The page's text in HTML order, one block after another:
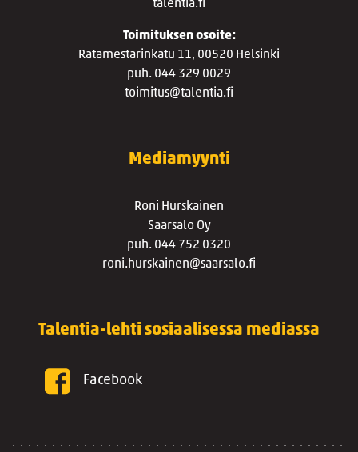
talentia.fi
Toimituksen osoite:
Ratamestarinkatu 11, 00520 Helsinki
puh. 044 329 0029
toimitus@talentia.fi
Mediamyynti
Roni Hurskainen
Saarsalo Oy
puh. 044 752 0320
roni.hurskainen@saarsalo.fi
Talentia-lehti sosiaalisessa mediassa
Facebook